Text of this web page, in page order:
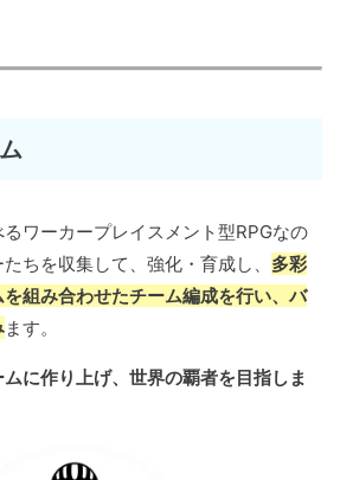
ワーカープレイスメント型RPGなの
ちを収集して、強化・育成し、 多彩
組み合わせたチーム編成を行い、バ
ます。
に作り上げ、世界の覇者を目指しま